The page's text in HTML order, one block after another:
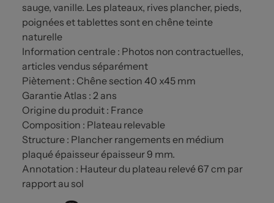
sauge, vanille. Les plateaux, rives plancher, pieds,
poignées et tablettes sont en chêne teinte
naturelle
Information centrale : Photos non contractuelles,
articles vendus séparément
Piètement : Chêne section 40 x45 mm
Garantie Atlas : 2 ans
Origine du produit : France
Composition : Plateau relevable
Structure : Plancher rangements en médium
plaqué épaisseur épaisseur 9 mm.
Annotation : Hauteur du plateau relevé 67 cm par
rapport au sol